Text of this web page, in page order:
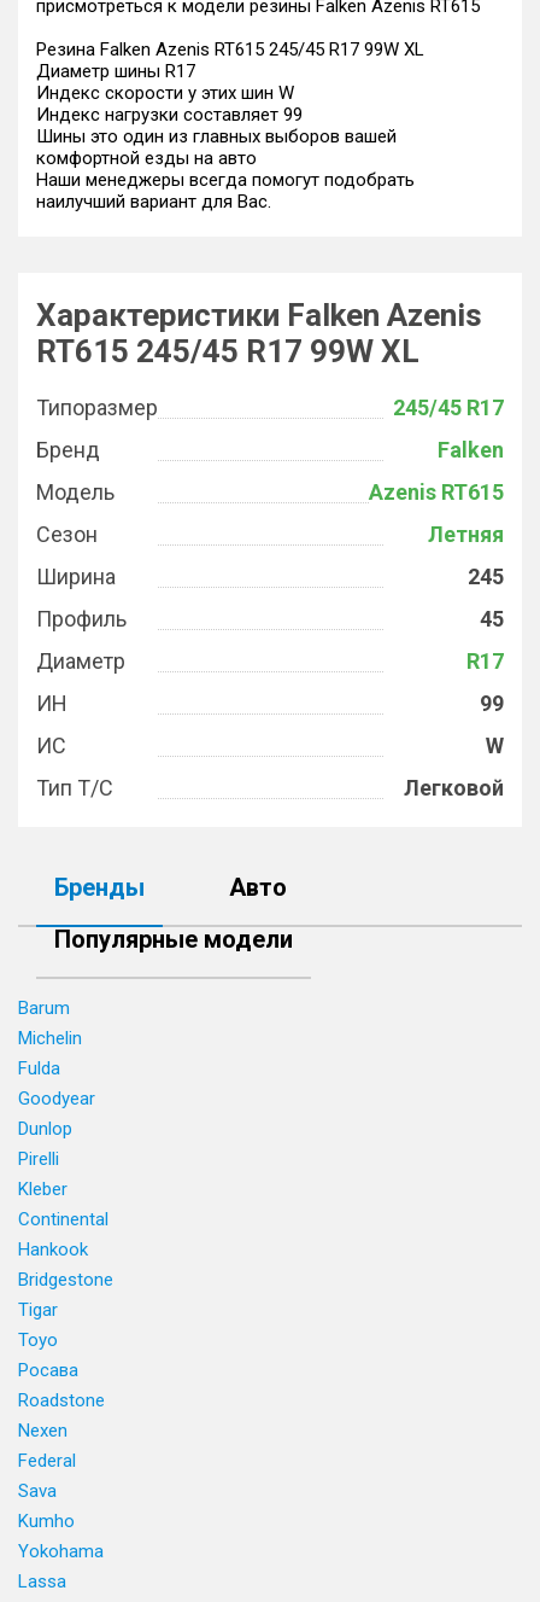
присмотреться к модели резины Falken Azenis RT615
Резина Falken Azenis RT615 245/45 R17 99W XL
Диаметр шины R17
Индекс скорости у этих шин W
Индекс нагрузки составляет 99
Шины это один из главных выборов вашей
комфортной езды на авто
Наши менеджеры всегда помогут подобрать
наилучший вариант для Вас.
Характеристики Falken Azenis
RT615 245/45 R17 99W XL
Типоразмер
245/45 R17
Бренд
Falken
Модель
Azenis RT615
Сезон
Летняя
Ширина
245
Профиль
45
Диаметр
R17
ИН
99
ИС
W
Тип Т/С
Легковой
Бренды
Авто
Популярные модели
Barum
Michelin
Fulda
Goodyear
Dunlop
Pirelli
Kleber
Continental
Hankook
Bridgestone
Tigar
Toyo
Росава
Roadstone
Nexen
Federal
Sava
Kumho
Yokohama
Lassa